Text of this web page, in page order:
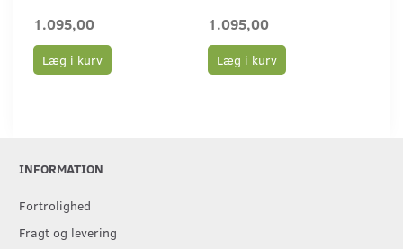
1.095,00
Læg i kurv
1.095,00
Læg i kurv
INFORMATION
Fortrolighed
Fragt og levering